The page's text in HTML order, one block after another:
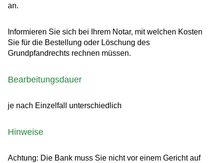
an.
Informieren Sie sich bei Ihrem Notar, mit welchen Kosten
Sie für die Bestellung oder Löschung des
Grundpfandrechts rechnen müssen.
Bearbeitungsdauer
je nach Einzelfall unterschiedlich
Hinweise
Achtung: Die Bank muss Sie nicht vor einem Gericht auf